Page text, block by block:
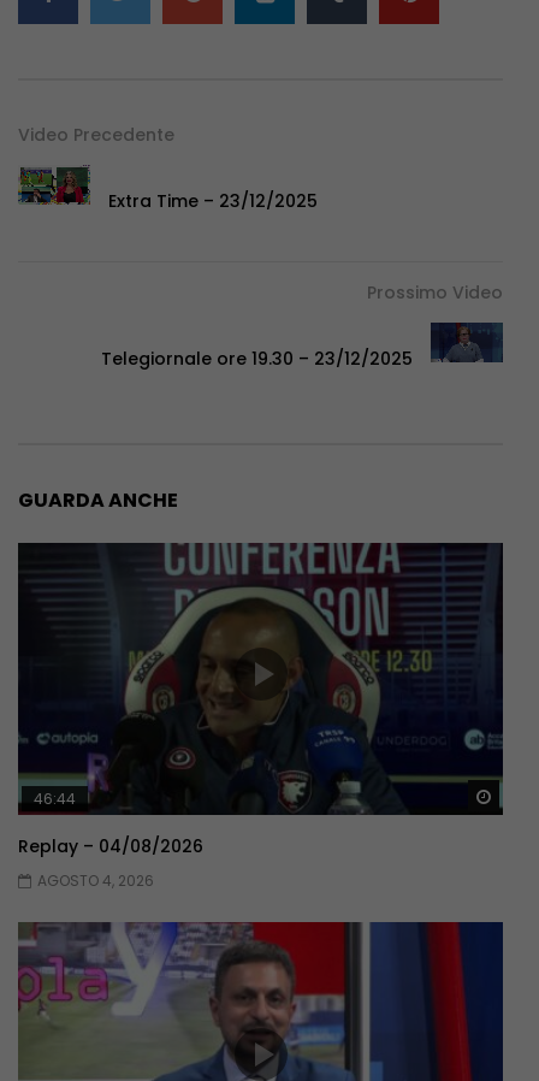
Video Precedente
Extra Time – 23/12/2025
Prossimo Video
Telegiornale ore 19.30 – 23/12/2025
GUARDA ANCHE
46:44
Replay – 04/08/2026
AGOSTO 4, 2026